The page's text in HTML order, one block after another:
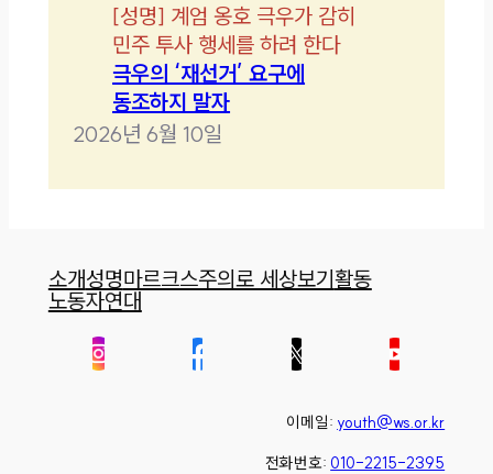
[성명] 계엄 옹호 극우가 감히
민주 투사 행세를 하려 한다
극우의 ‘재선거’ 요구에
동조하지 말자
2026년 6월 10일
소개성명마르크스주의로 세상보기활동
노동자연대
이메일: youth@ws.or.kr
전화번호: 010-2215-2395